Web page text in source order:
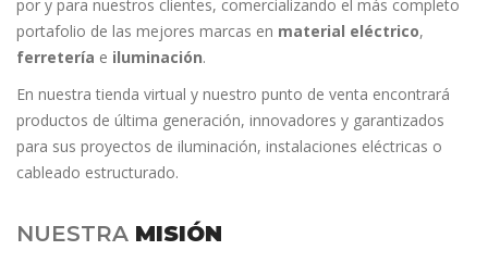
por y para nuestros clientes, comercializando el más completo
portafolio de las mejores marcas en material eléctrico,
ferretería e iluminación.
En nuestra tienda virtual y nuestro punto de venta encontrará
productos de última generación, innovadores y garantizados
para sus proyectos de iluminación, instalaciones eléctricas o
cableado estructurado.
NUESTRA MISIÓN